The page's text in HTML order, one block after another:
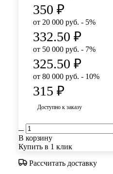
350 ₽
от 20 000 руб. - 5%
332.50 ₽
от 50 000 руб. - 7%
325.50 ₽
от 80 000 руб. - 10%
315 ₽
Доступно к заказу
В корзину
Купить в 1 клик
Рассчитать доставку